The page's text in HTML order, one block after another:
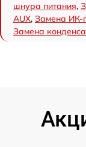
шнура питания,
AUX, Замена ИК-
Замена